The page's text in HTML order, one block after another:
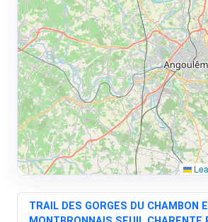
TRAIL DES GORGES DU CHAMBON